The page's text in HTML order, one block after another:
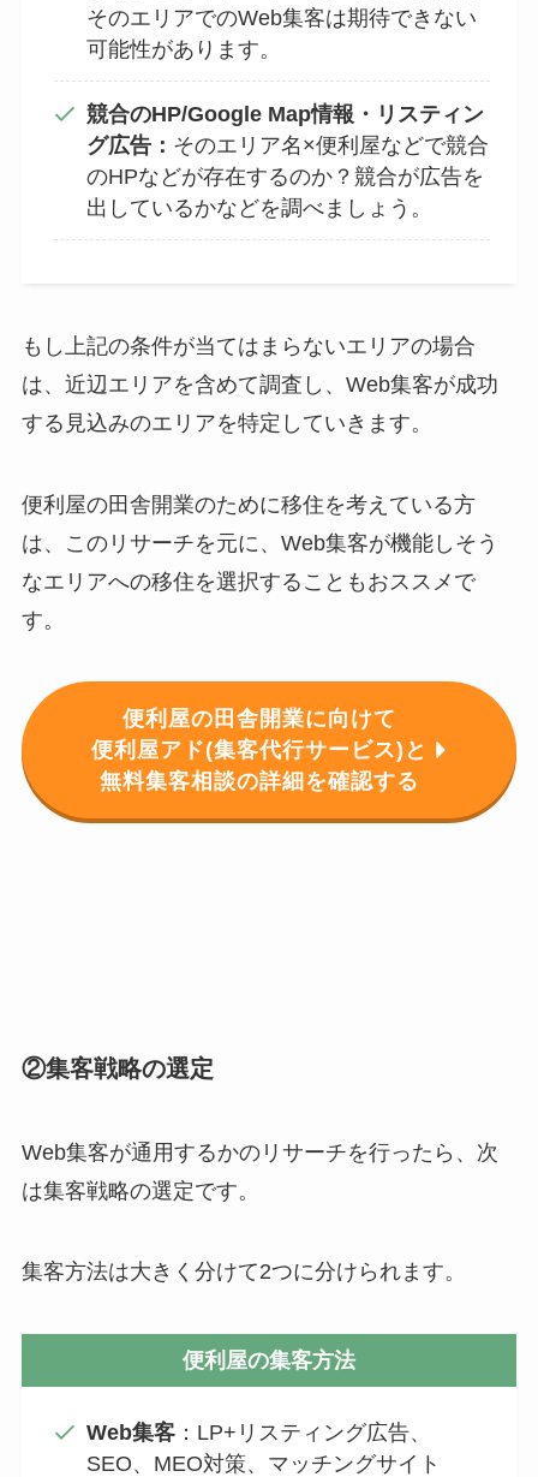
そのエリアでのWeb集客は期待できない
可能性があります。
競合のHP/Google Map情報・リスティン
グ広告： そのエリア名×便利屋などで競合
のHPなどが存在するのか？競合が広告を
出しているかなどを調べましょう。
もし上記の条件が当てはまらないエリアの場合
は、近辺エリアを含めて調査し、Web集客が成功
する見込みのエリアを特定していきます。
便利屋の田舎開業のために移住を考えている方
は、このリサーチを元に、Web集客が機能しそう
なエリアへの移住を選択することもおススメで
す。
便利屋の田舎開業に向けて
便利屋アド(集客代行サービス)と
無料集客相談の詳細を確認する
②集客戦略の選定
Web集客が通用するかのリサーチを行ったら、次
は集客戦略の選定です。
集客方法は大きく分けて2つに分けられます。
便利屋の集客方法
Web集客：LP+リスティング広告、
SEO、MEO対策、マッチングサイト